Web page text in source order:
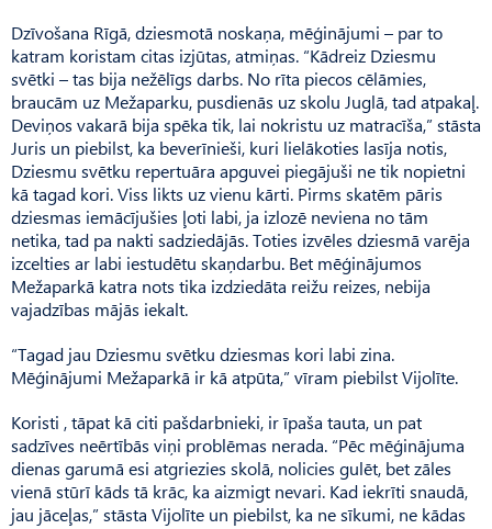
Dzīvošana Rīgā, dziesmotā noskaņa, mēģinājumi – par to
katram koristam citas izjūtas, atmiņas. “Kādreiz Dziesmu
svētki – tas bija nežēlīgs darbs. No rīta piecos cēlāmies,
braucām uz Mežaparku, pusdienās uz skolu Juglā, tad atpakaļ.
Deviņos vakarā bija spēka tik, lai nokristu uz matracīša,” stāsta
Juris un piebilst, ka beverīnieši, kuri lielākoties lasīja notis,
Dziesmu svētku repertuāra apguvei piegājuši ne tik nopietni
kā tagad kori. Viss likts uz vienu kārti. Pirms skatēm pāris
dziesmas iemācījušies ļoti labi, ja izlozē neviena no tām
netika, tad pa nakti sadziedājās. Toties izvēles dziesmā varēja
izcelties ar labi iestudētu skaņdarbu. Bet mēģinājumos
Mežaparkā katra nots tika izdziedāta reižu reizes, nebija
vajadzības mājās iekalt.
“Tagad jau Dziesmu svētku dziesmas kori labi zina.
Mēģinājumi Mežaparkā ir kā atpūta,” vīram piebilst Vijolīte.
Koristi , tāpat kā citi pašdarbnieki, ir īpaša tauta, un pat
sadzīves neērtībās viņi problēmas nerada. “Pēc mēģinājuma
dienas garumā esi atgriezies skolā, nolicies gulēt, bet zāles
vienā stūrī kāds tā krāc, ka aizmigt nevari. Kad iekrīti snaudā,
jau jāceļas,” stāsta Vijolīte un piebilst, ka ne sīkumi, ne kādas